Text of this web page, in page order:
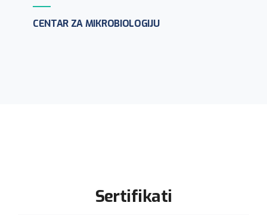
CENTAR ZA MIKROBIOLOGIJU
Sertifikati